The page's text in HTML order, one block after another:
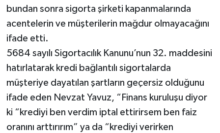
bundan sonra sigorta şirketi kapanmalarında
acentelerin ve müşterilerin mağdur olmayacağını
ifade etti.
5684 sayılı Sigortacılık Kanunu’nun 32. maddesini
hatırlatarak kredi bağlantılı sigortalarda
müşteriye dayatılan şartların geçersiz olduğunu
ifade eden Nevzat Yavuz, “Finans kuruluşu diyor
ki “krediyi ben verdim iptal ettirirsem ben faiz
oranını arttırırım” ya da “krediyi verirken